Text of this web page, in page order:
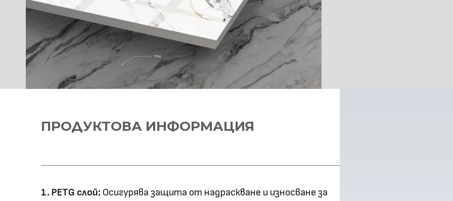
ПРОДУКТОВА ИНФОРМАЦИЯ
1. PETG слой: Осигурява защита от надраскване и износване за